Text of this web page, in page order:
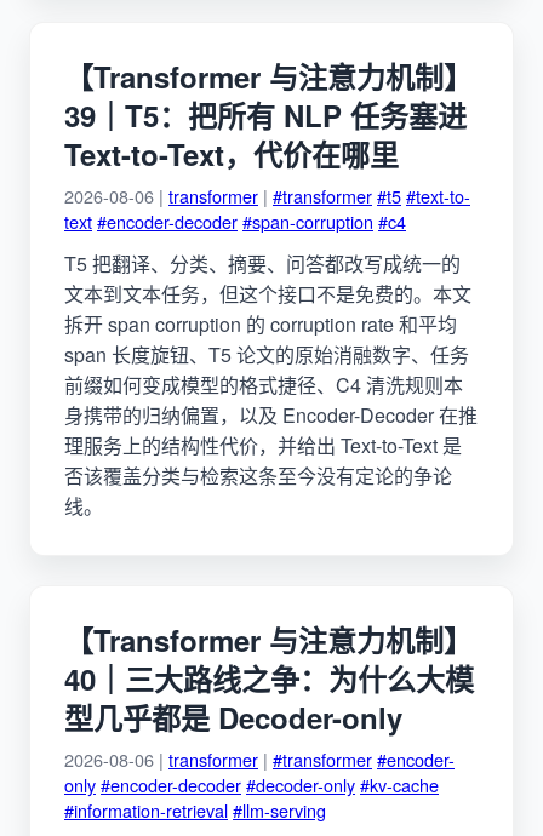
【Transformer 与注意力机制】
39｜T5：把所有 NLP 任务塞进
Text-to-Text，代价在哪里
2026-08-06 | transformer | #transformer#t5#text-to-
text#encoder-decoder#span-corruption #c4
T5 把翻译、分类、摘要、问答都改写成统一的
文本到文本任务，但这个接口不是免费的。本文
拆开 span corruption 的 corruption rate 和平均
span 长度旋钮、T5 论文的原始消融数字、任务
前缀如何变成模型的格式捷径、C4 清洗规则本
身携带的归纳偏置，以及 Encoder-Decoder 在推
理服务上的结构性代价，并给出 Text-to-Text 是
否该覆盖分类与检索这条至今没有定论的争论
线。
【Transformer 与注意力机制】
40｜三大路线之争：为什么大模
型几乎都是 Decoder-only
2026-08-06 | transformer | #transformer#encoder-
only#encoder-decoder#decoder-only#kv-cache
#information-retrieval#llm-serving